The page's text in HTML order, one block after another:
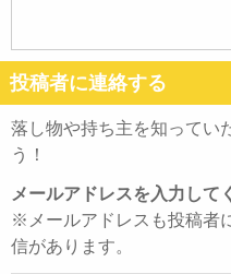
投稿者に連絡する
落し物や持ち主を知ってい
う！
メールアドレスを入力して
※メールアドレスも投稿者
信があります。